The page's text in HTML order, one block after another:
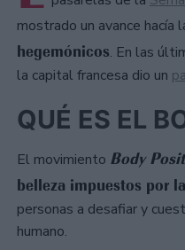
mostrado un avance hacía
hegemónicos. En las
la capital francesa dio un
QUÉ ES EL
El movimiento Body
belleza impuestos por
personas a desafiar y
humano.